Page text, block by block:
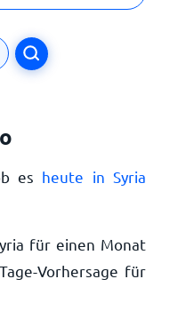
es heute in Syria
für einen Monat
Vorhersage für